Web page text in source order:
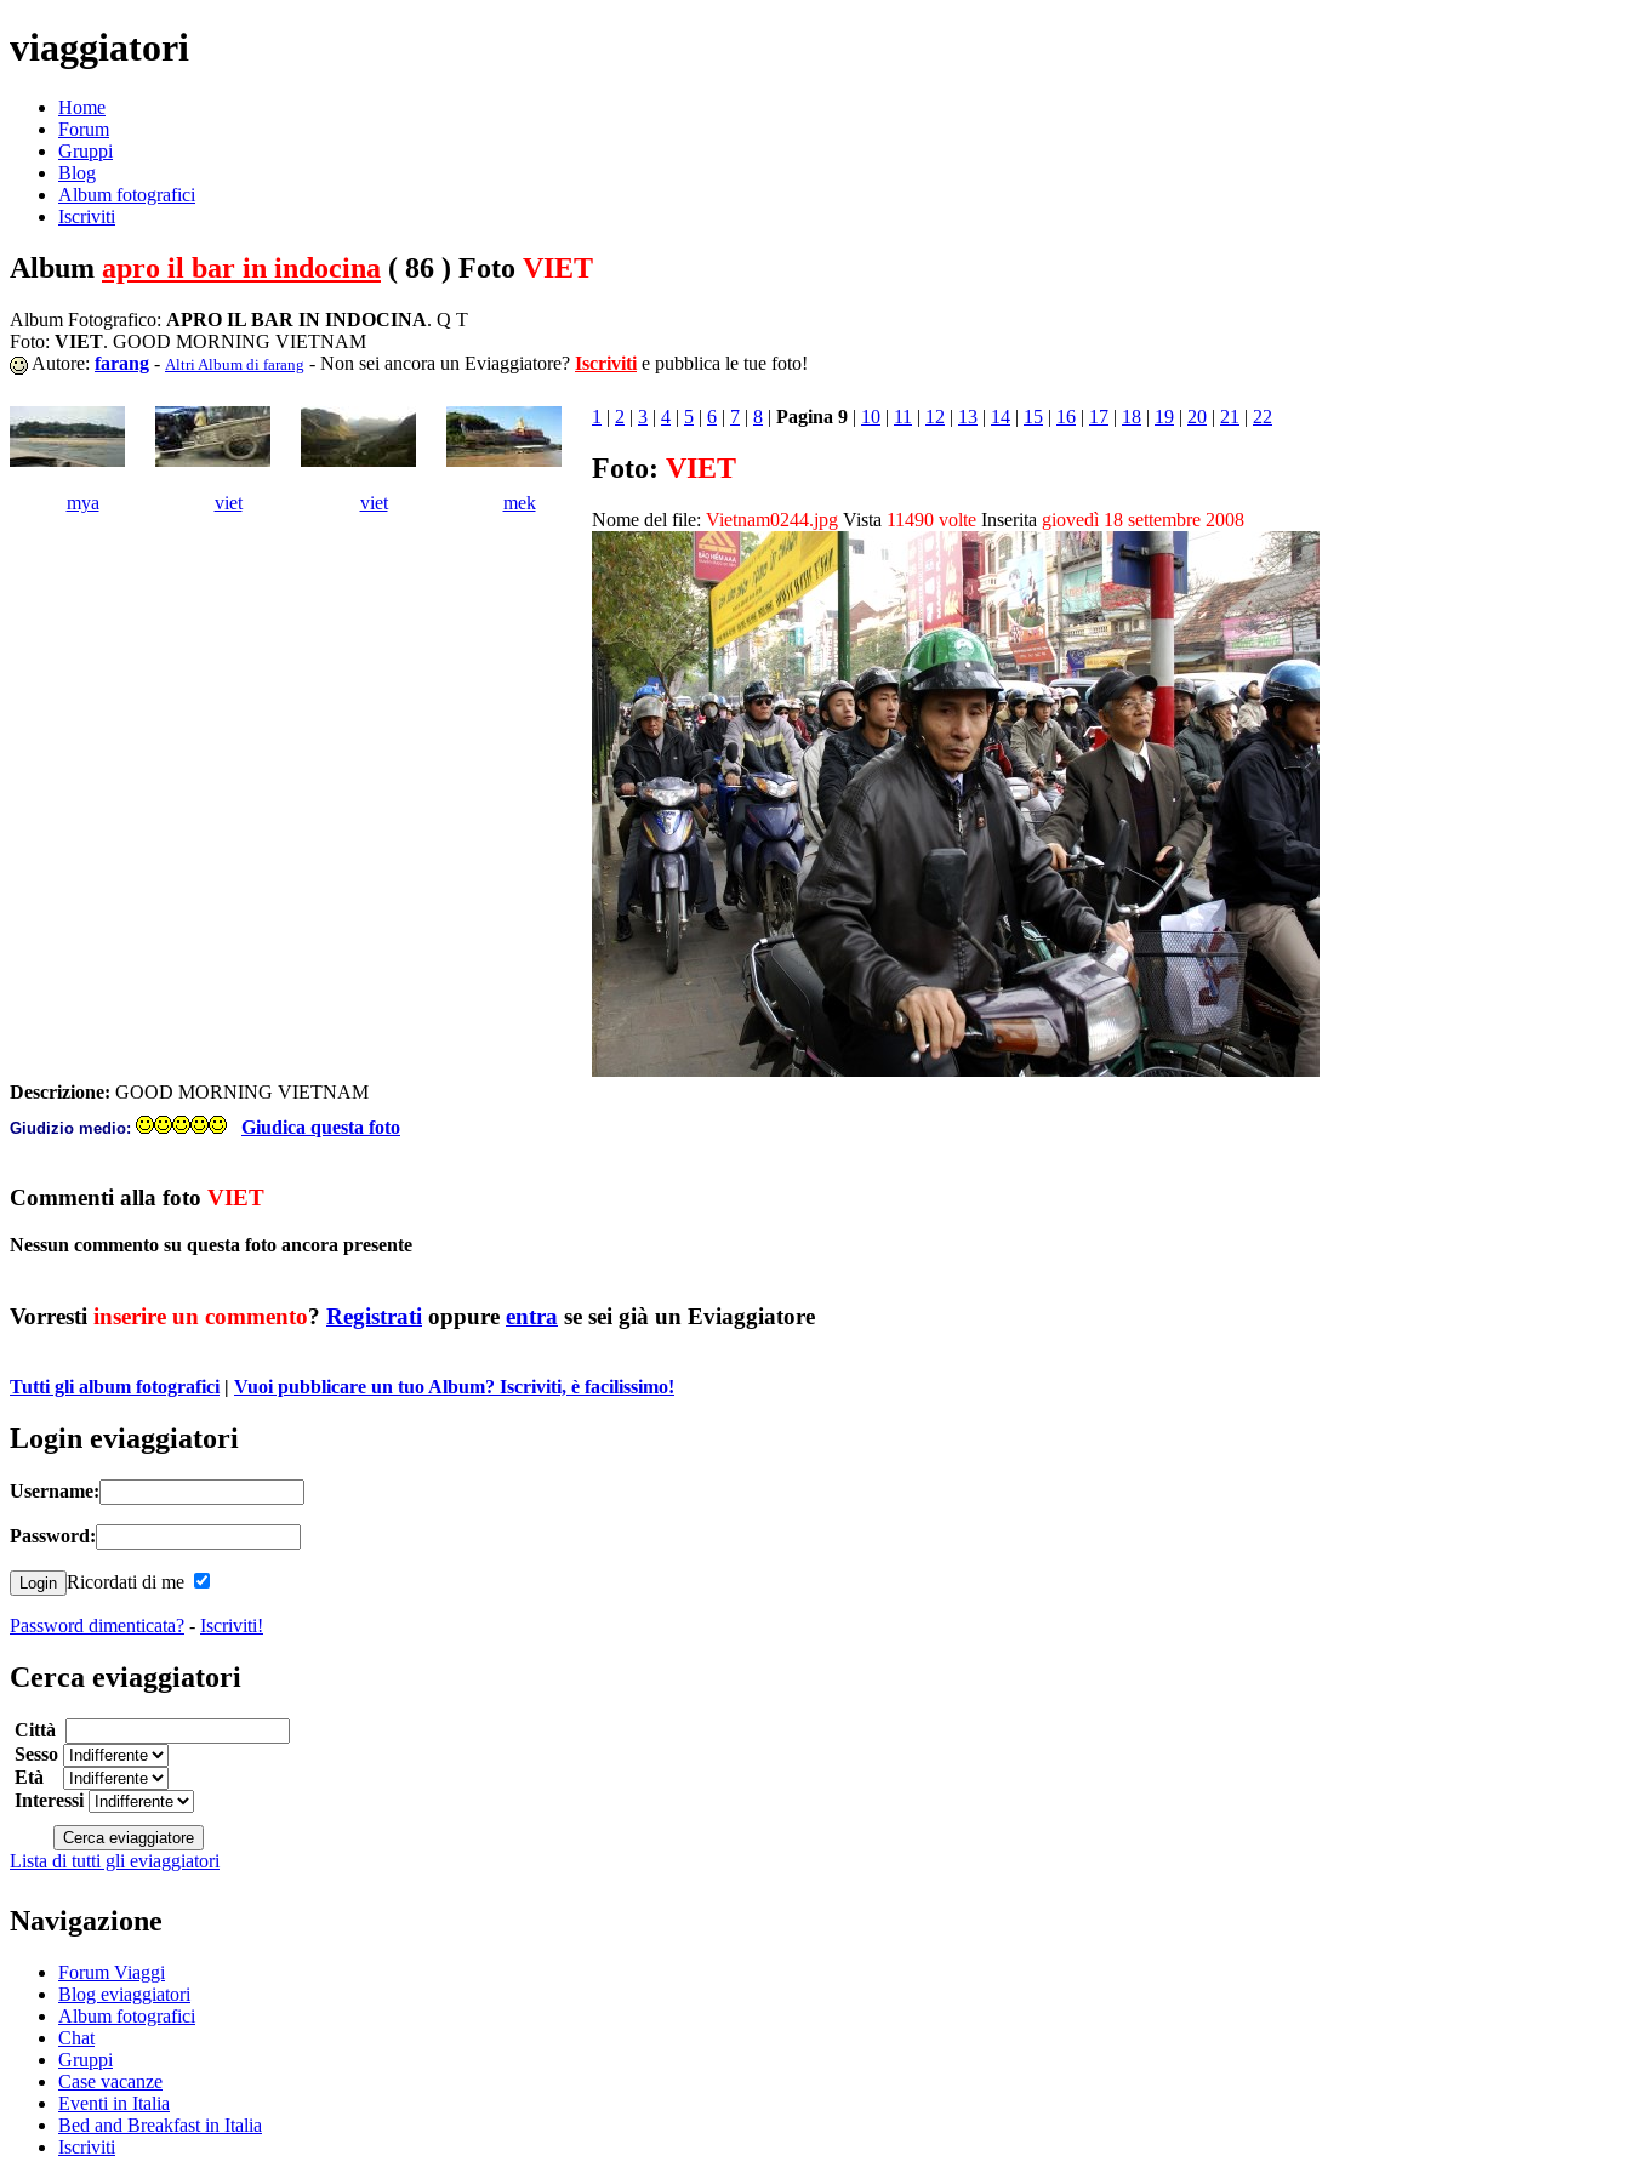
viaggiatori
Home
Forum
Gruppi
Blog
Album fotografici
Iscriviti
Album apro il bar in indocina ( 86 ) Foto VIET
Album Fotografico: APRO IL BAR IN INDOCINA. Q T
Foto: VIET. GOOD MORNING VIETNAM
Autore: farang - Altri Album di farang - Non sei ancora un Eviaggiatore? Iscriviti e pubblica le tue foto!
1 | 2 | 3 | 4 | 5 | 6 | 7 | 8 | Pagina 9 | 10 | 11 | 12 | 13 | 14 | 15 | 16 | 17 | 18 | 19 | 20 | 21 | 22
mya viet viet mek
Foto: VIET
Nome del file: Vietnam0244.jpg Vista 11490 volte Inserita giovedì 18 settembre 2008
Descrizione: GOOD MORNING VIETNAM
Giudizio medio: Giudica questa foto
Commenti alla foto VIET
Nessun commento su questa foto ancora presente
Vorresti inserire un commento? Registrati oppure entra se sei già un Eviaggiatore
Tutti gli album fotografici | Vuoi pubblicare un tuo Album? Iscriviti, è facilissimo!
Login eviaggiatori
Username:
Password:
Ricordati di me
Password dimenticata? - Iscriviti!
Cerca eviaggiatori
Città
Sesso
Età
Interessi
Lista di tutti gli eviaggiatori
Navigazione
Forum Viaggi
Blog eviaggiatori
Album fotografici
Chat
Gruppi
Case vacanze
Eventi in Italia
Bed and Breakfast in Italia
Iscriviti